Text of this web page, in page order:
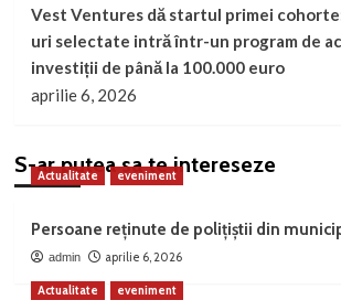
Vest Ventures dă startul primei
uri selectate intră într-un program de
investiții de până la 100.000 euro
aprilie 6, 2026
S-ar putea sa te intereseze
Actualitate eveniment
Persoane reținute de polițiștii din
admin aprilie 6, 2026
Actualitate eveniment